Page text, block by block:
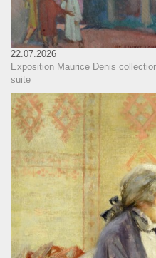
22.07.2026
Exposition Maurice Denis
suite